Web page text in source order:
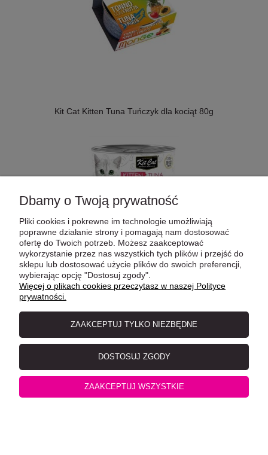
Kit Cat Kitten Tuna Tuńczyk dla kociąt 80g
Schesir Tuńczyk z Kielcem w Galarecie 85 g
Dbamy o Twoją prywatność
Pliki cookies i pokrewne im technologie umożliwiają
poprawne działanie strony i pomagają nam dostosować
ofertę do Twoich potrzeb. Możesz zaakceptować
wykorzystanie przez nas wszystkich tych plików i przejść do
sklepu lub dostosować użycie plików do swoich preferencji,
wybierając opcję "Dostosuj zgody".
Więcej o plikach cookies przeczytasz w naszej Polityce
prywatności.
ZAAKCEPTUJ TYLKO NIEZBĘDNE
DOSTOSUJ ZGODY
ZAAKCEPTUJ WSZYSTKIE